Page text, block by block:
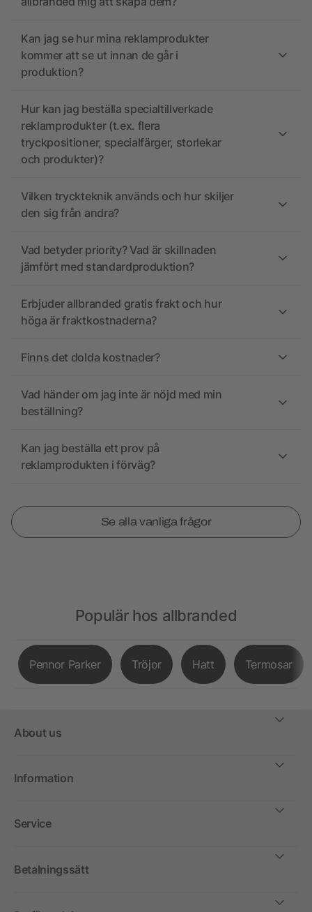
Kan jag se hur mina reklamprodukter
kommer att se ut innan de går i
produktion?
Hur kan jag beställa specialtillverkade
reklamprodukter (t.ex. flera
tryckpositioner, specialfärger, storlekar
och produkter)?
Vilken tryckteknik används och hur skiljer
den sig från andra?
Vad betyder priority? Vad är skillnaden
jämfört med standardproduktion?
Erbjuder allbranded gratis frakt och hur
höga är fraktkostnaderna?
Finns det dolda kostnader?
Vad händer om jag inte är nöjd med min
beställning?
Kan jag beställa ett prov på
reklamprodukten i förväg?
Se alla vanliga frågor
Populär hos allbranded
Pennor Parker Tröjor Hatt Termosar
About us
Information
Service
Betalningssätt